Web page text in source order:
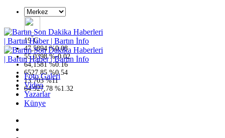
19°C
47,5894 %0.08
55,0398 %-0.02
64,1581 %0.16
6527.85 %0.54
13.703 %11
64.927,78 %1.32
Foto Galeri
Video
Yazarlar
Künye